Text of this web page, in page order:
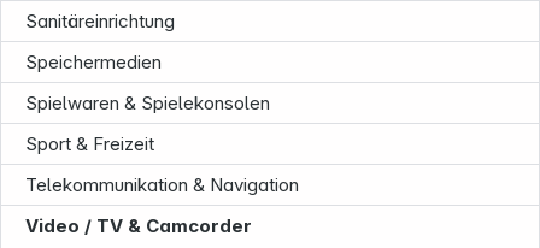
Sanitäreinrichtung
Speichermedien
Spielwaren & Spielekonsolen
Sport & Freizeit
Telekommunikation & Navigation
Video / TV & Camcorder